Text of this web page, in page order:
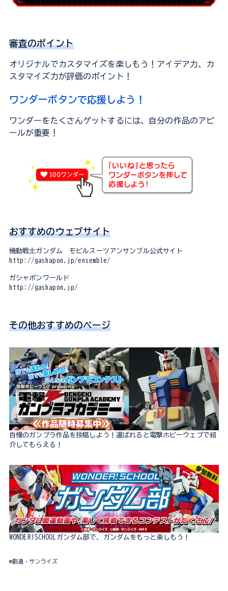
審査のポイント
オリジナルでカスタマイズを楽しもう！アイデア力、カ
スタマイズ力が評価のポイント！
ワンダーボタンで応援しよう！
ワンダーをたくさんゲットするには、自分の作品のアピ
ールが重要！
おすすめのウェブサイト
機動戦士ガンダム モビルスーツアンサンブル公式サイト
http://gashapon.jp/ensemble/
ガシャポンワールド
http://gashapon.jp/
その他おすすめのページ
自慢のガンプラ作品を投稿しよう！選ばれると電撃ホビーウェブで紹
介してもらえる！
WONDER!SCHOOLガンダム部で、ガンダムをもっと楽しもう！
©創通・サンライズ